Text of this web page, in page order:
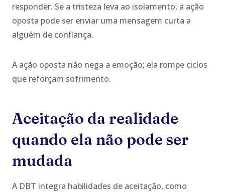
responder. Se a tristeza leva ao isolamento, a ação
oposta pode ser enviar uma mensagem curta a
alguém de confiança.
A ação oposta não nega a emoção; ela rompe ciclos
que reforçam sofrimento.
Aceitação da realidade
quando ela não pode ser
mudada
A DBT integra habilidades de aceitação, como